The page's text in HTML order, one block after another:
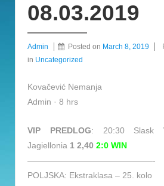
08.03.2019
Admin Posted on March 8, 2019
in Uncategorized
Kovačević Nemanja
Admin · 8 hrs
VIP PREDLOG: 20:30 Slask
Jagiellonia 1 2,40 2:0 WIN
———————————————-
POLJSKA: Ekstraklasa – 25. kolo